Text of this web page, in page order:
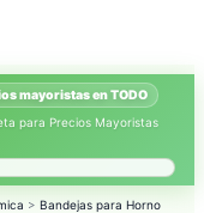
mayoristas en TODO
para Precios Mayoristas
> Bandejas para Horno